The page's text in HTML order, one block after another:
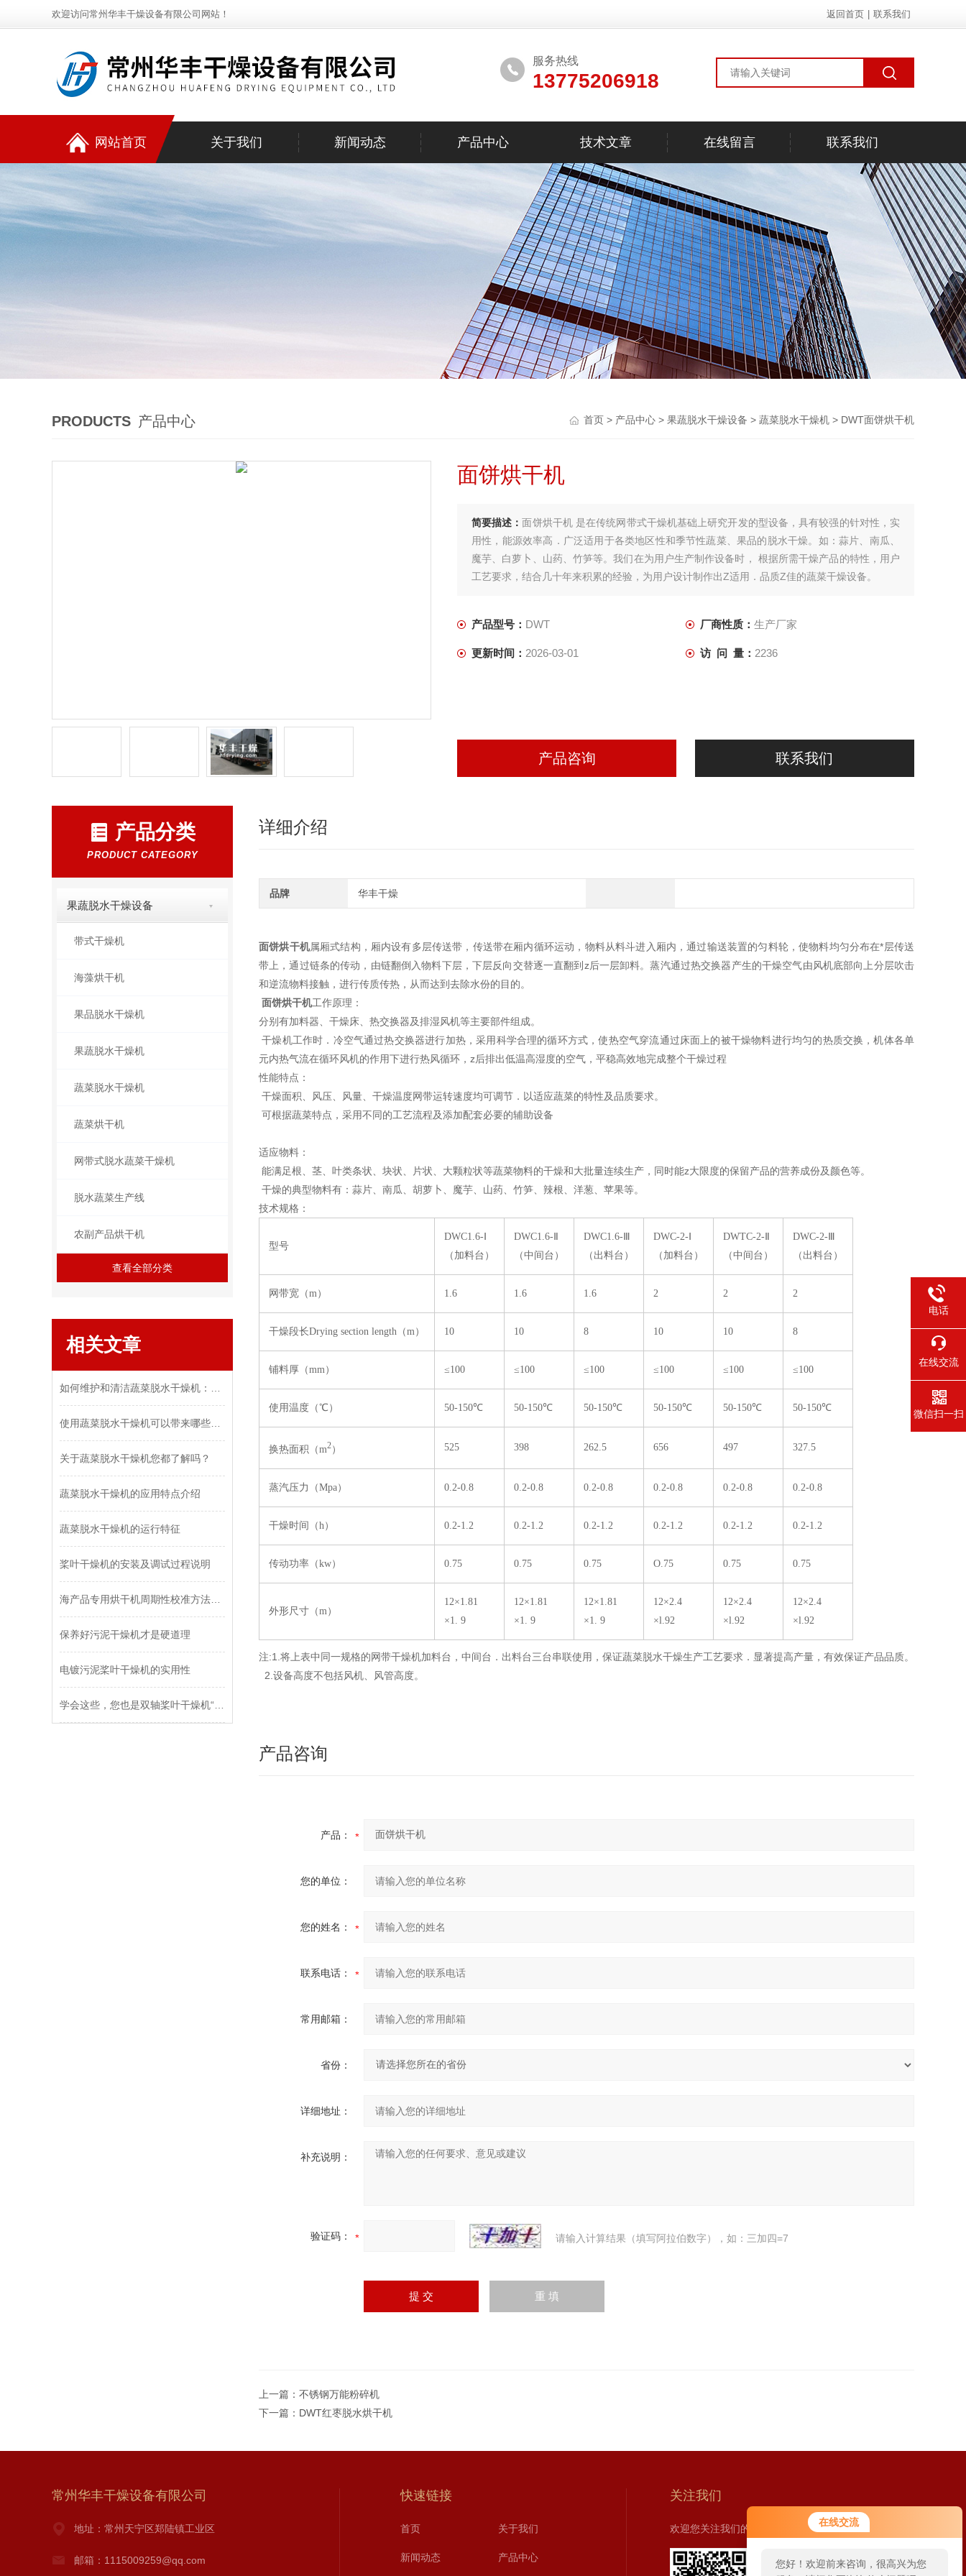
在线交流
您好！欢迎前来咨询，很高兴为您
欢迎访问常州华丰干燥设备有限公司网站！ 返回首页 联系我们
服务热线
13775206918
网站首页 关于我们 新闻动态 产品中心 技术文章 在线留言 联系我们
PRODUCTS 产品中心 首页 > 产品中心 > 果蔬脱水干燥设备 > 蔬菜脱水干燥机 > DWT面饼烘干机
面饼烘干机
简要描述：面饼烘干机 是在传统网带式干燥机基础上研究开发的型设备，具有较强的针对性，实
用性，能源效率高．广泛适用于各类地区性和季节性蔬菜、果品的脱水干燥。如：蒜片、南瓜、
魔芋、白萝卜、山药、竹笋等。我们在为用户生产制作设备时， 根据所需干燥产品的特性，用户
工艺要求，结合几十年来积累的经验，为用户设计制作出Z适用．品质Z佳的蔬菜干燥设备。
产品型号： DWT 厂商性质： 生产厂家
更新时间： 2026-03-01 访 问 量： 2236
产品咨询 联系我们
产品分类
PRODUCT CATEGORY
果蔬脱水干燥设备
带式干燥机
海藻烘干机
果品脱水干燥机
果蔬脱水干燥机
蔬菜脱水干燥机
蔬菜烘干机
网带式脱水蔬菜干燥机
脱水蔬菜生产线
农副产品烘干机
查看全部分类
相关文章
关于蔬菜脱水干燥机您都了解吗？
蔬菜脱水干燥机的应用特点介绍
蔬菜脱水干燥机的运行特征
桨叶干燥机的安装及调试过程说明
保养好污泥干燥机才是硬道理
电镀污泥桨叶干燥机的实用性
详细介绍
品牌 华丰干燥
面饼烘干机属厢式结构，厢内设有多层传送带，传送带在厢内循环运动，物料从料斗进入厢内，通过输送装置的匀料轮，使物料均匀分布在*层传送
带上，通过链条的传动，由链翻倒入物料下层，下层反向交替逐一直翻到z后一层卸料。蒸汽通过热交换器产生的干燥空气由风机底部向上分层吹击
和逆流物料接触，进行传质传热，从而达到去除水份的目的。
面饼烘干机工作原理：
分别有加料器、干燥床、热交换器及排湿风机等主要部件组成。
干燥机工作时．冷空气通过热交换器进行加热，采用科学合理的循环方式，使热空气穿流通过床面上的被干燥物料进行均匀的热质交换，机体各单
元内热气流在循环风机的作用下进行热风循环，z后排出低温高湿度的空气，平稳高效地完成整个干燥过程
性能特点：
干燥面积、风压、风量、干燥温度网带运转速度均可调节．以适应蔬菜的特性及品质要求。
可根据蔬菜特点，采用不同的工艺流程及添加配套必要的辅助设备
适应物料：
能满足根、茎、叶类条状、块状、片状、大颗粒状等蔬菜物料的干燥和大批量连续生产，同时能z大限度的保留产品的营养成份及颜色等。
干燥的典型物料有：蒜片、南瓜、胡萝卜、魔芋、山药、竹笋、辣根、洋葱、苹果等。
技术规格：
型号
DWC1.6-Ⅰ
（加料台）
DWC1.6-Ⅱ
（中间台）
DWC1.6-Ⅲ
（出料台）
DWC-2-Ⅰ
（加料台）
DWTC-2-Ⅱ
（中间台）
DWC-2-Ⅲ
（出料台）
网带宽（m） 1.6 1.6 1.6 2 2 2
干燥段长Drying section length（m） 10 10 8 10 10 8
铺料厚（mm） ≤100 ≤100 ≤100 ≤100 ≤100 ≤100
使用温度（℃） 50-150℃ 50-150℃ 50-150℃ 50-150℃ 50-150℃ 50-150℃
换热面积（m2） 525 398 262.5 656 497 327.5
蒸汽压力（Mpa） 0.2-0.8 0.2-0.8 0.2-0.8 0.2-0.8 0.2-0.8 0.2-0.8
干燥时间（h） 0.2-1.2 0.2-1.2 0.2-1.2 0.2-1.2 0.2-1.2 0.2-1.2
传动功率（kw） 0.75 0.75 0.75 O.75 0.75 0.75
外形尺寸（m）
12×1.81
×1. 9
12×1.81
×1. 9
12×1.81
×1. 9
12×2.4
×l.92
12×2.4
×l.92
12×2.4
×l.92
注:1.将上表中同一规格的网带干燥机加料台，中间台．出料台三台串联使用，保证蔬菜脱水干燥生产工艺要求．显著提高产量，有效保证产品品质。
2.设备高度不包括风机、风管高度。
产品咨询
产品：
您的单位：
您的姓名：
联系电话：
常用邮箱：
省份：
详细地址：
补充说明：
验证码： 请输入计算结果（填写阿拉伯数字），如：三加四=7
上一篇： 不锈钢万能粉碎机
下一篇： DWT红枣脱水烘干机
常州华丰干燥设备有限公司
地址：常州天宁区郑陆镇工业区
邮箱：1115009259@qq.com
快速链接
首页 关于我们
新闻动态 产品中心
关注我们
欢迎您关注我们的微信公众号了解更多信息：
电话
在线交流
微信扫一扫